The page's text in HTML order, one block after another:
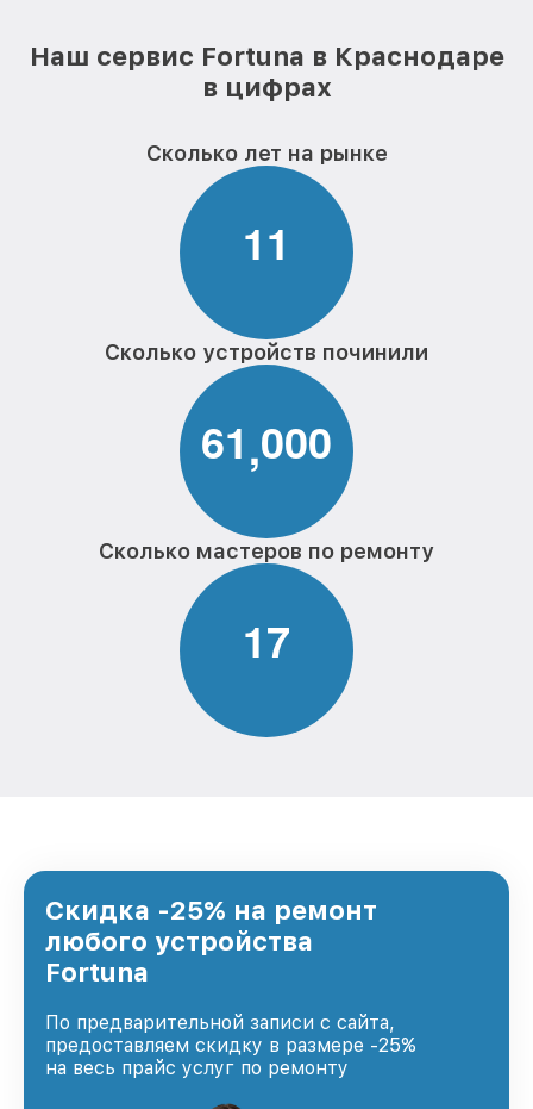
Наш сервис Fortuna в Краснодаре
в цифрах
Сколько лет на рынке
11
Сколько устройств починили
61,000
Сколько мастеров по ремонту
17
Скидка -25% на ремонт
любого устройства
Fortuna
По предварительной записи с сайта,
предоставляем скидку в размере -25%
на весь прайс услуг по ремонту